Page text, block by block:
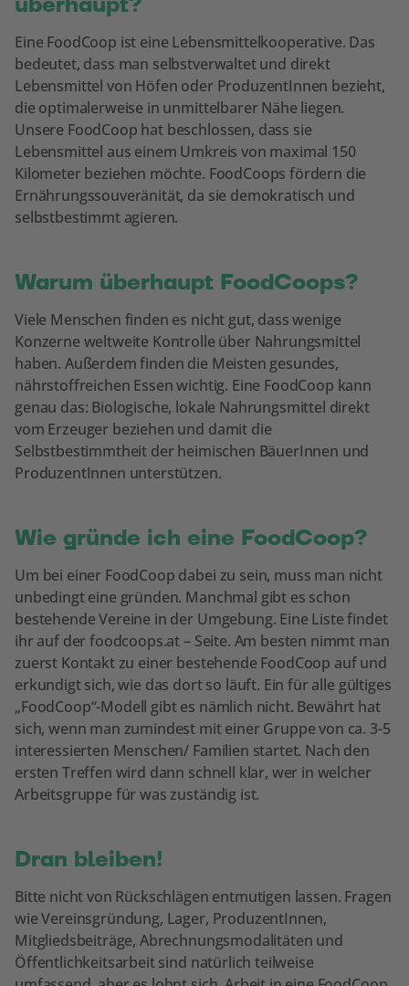
Eine FoodCoop ist eine Lebensmittelkooperative. Das
bedeutet, dass man selbstverwaltet und direkt
Lebensmittel von Höfen oder ProduzentInnen bezieht,
die optimalerweise in unmittelbarer Nähe liegen.
Unsere FoodCoop hat beschlossen, dass sie
Lebensmittel aus einem Umkreis von maximal 150
Kilometer beziehen möchte. FoodCoops fördern die
Ernährungssouveränität, da sie demokratisch und
selbstbestimmt agieren.
Warum überhaupt FoodCoops?
Viele Menschen finden es nicht gut, dass wenige
Konzerne weltweite Kontrolle über Nahrungsmittel
haben. Außerdem finden die Meisten gesundes,
nährstoffreichen Essen wichtig. Eine FoodCoop kann
genau das: Biologische, lokale Nahrungsmittel direkt
vom Erzeuger beziehen und damit die
Selbstbestimmtheit der heimischen BäuerInnen und
ProduzentInnen unterstützen.
Wie gründe ich eine FoodCoop?
Um bei einer FoodCoop dabei zu sein, muss man nicht
unbedingt eine gründen. Manchmal gibt es schon
bestehende Vereine in der Umgebung. Eine Liste findet
ihr auf der foodcoops.at – Seite. Am besten nimmt man
zuerst Kontakt zu einer bestehende FoodCoop auf und
erkundigt sich, wie das dort so läuft. Ein für alle gültiges
„FoodCoop“-Modell gibt es nämlich nicht. Bewährt hat
sich, wenn man zumindest mit einer Gruppe von ca. 3-5
interessierten Menschen/ Familien startet. Nach den
ersten Treffen wird dann schnell klar, wer in welcher
Arbeitsgruppe für was zuständig ist.
Dran bleiben!
Bitte nicht von Rückschlägen entmutigen lassen. Fragen
wie Vereinsgründung, Lager, ProduzentInnen,
Mitgliedsbeiträge, Abrechnungsmodalitäten und
Öffentlichkeitsarbeit sind natürlich teilweise